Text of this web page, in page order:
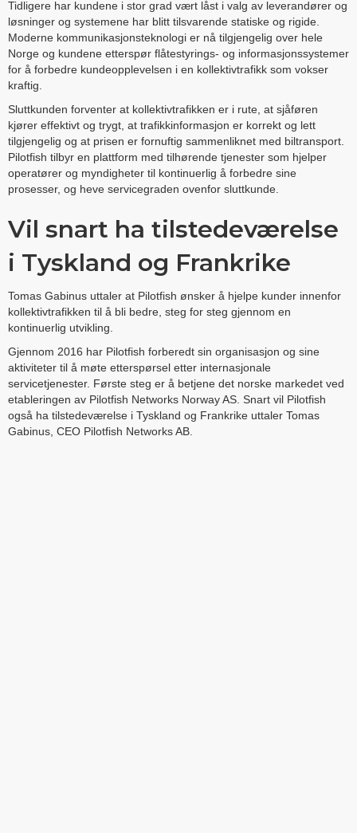
Tidligere har kundene i stor grad vært låst i valg av leverandører og
løsninger og systemene har blitt tilsvarende statiske og rigide.
Moderne kommunikasjonsteknologi er nå tilgjengelig over hele
Norge og kundene etterspør flåtestyrings- og informasjonssystemer
for å forbedre kundeopplevelsen i en kollektivtrafikk som vokser
kraftig.
Sluttkunden forventer at kollektivtrafikken er i rute, at sjåføren
kjører effektivt og trygt, at trafikkinformasjon er korrekt og lett
tilgjengelig og at prisen er fornuftig sammenliknet med biltransport.
Pilotfish tilbyr en plattform med tilhørende tjenester som hjelper
operatører og myndigheter til kontinuerlig å forbedre sine
prosesser, og heve servicegraden ovenfor sluttkunde.
Vil snart ha tilstedeværelse
i Tyskland og Frankrike
Tomas Gabinus uttaler at Pilotfish ønsker å hjelpe kunder innenfor
kollektivtrafikken til å bli bedre, steg for steg gjennom en
kontinuerlig utvikling.
Gjennom 2016 har Pilotfish forberedt sin organisasjon og sine
aktiviteter til å møte etterspørsel etter internasjonale
servicetjenester. Første steg er å betjene det norske markedet ved
etableringen av Pilotfish Networks Norway AS. Snart vil Pilotfish
også ha tilstedeværelse i Tyskland og Frankrike uttaler Tomas
Gabinus, CEO Pilotfish Networks AB.